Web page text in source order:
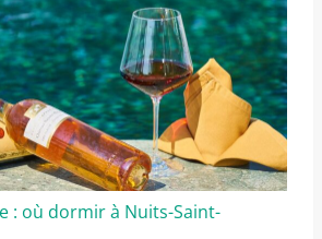
: où dormir à Nuits-Saint-